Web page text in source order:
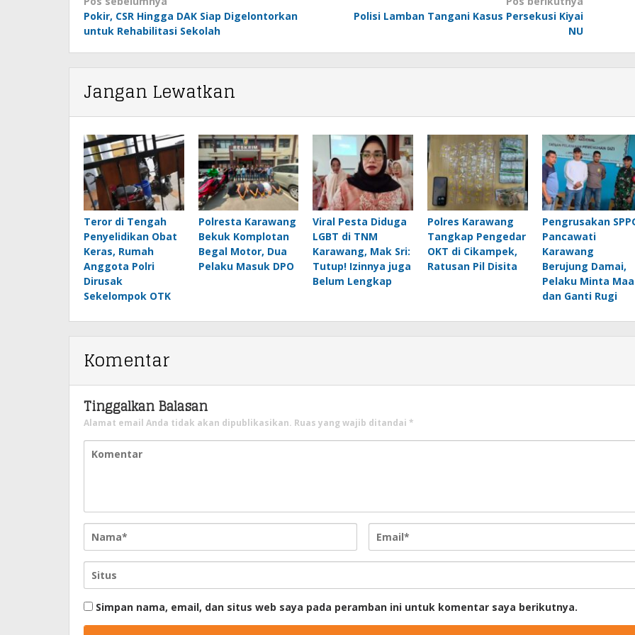
pos
Pokir, CSR Hingga DAK Siap Digelontorkan
untuk Rehabilitasi Sekolah
Polisi Lamban Tangani Kasus Persekusi Kiyai
NU
Jangan Lewatkan
Teror di Tengah
Penyelidikan Obat
Keras, Rumah
Anggota Polri
Dirusak
Sekelompok OTK
Polresta Karawang
Bekuk Komplotan
Begal Motor, Dua
Pelaku Masuk DPO
Viral Pesta Diduga
LGBT di TNM
Karawang, Mak Sri:
Tutup! Izinnya juga
Belum Lengkap
Polres Karawang
Tangkap Pengedar
OKT di Cikampek,
Ratusan Pil Disita
Pengrusakan
Pancawati
Karawang
Berujung Damai,
Pelaku Minta
dan Ganti Rugi
Komentar
Tinggalkan Balasan
Alamat email Anda tidak akan dipublikasikan. Ruas yang wajib ditandai *
Simpan nama, email, dan situs web saya pada peramban ini untuk komentar saya berikutnya.